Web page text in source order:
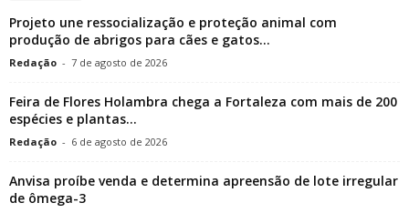
Projeto une ressocialização e proteção animal com
produção de abrigos para cães e gatos...
Redação - 7 de agosto de 2026
Feira de Flores Holambra chega a Fortaleza com mais de 200
espécies e plantas...
Redação - 6 de agosto de 2026
Anvisa proíbe venda e determina apreensão de lote irregular
de ômega-3